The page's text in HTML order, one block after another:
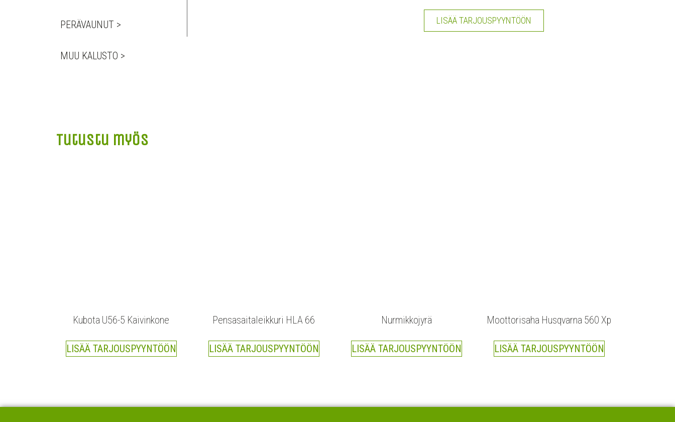
PERÄVAUNUT >
MUU KALUSTO >
LISÄÄ TARJOUSPYYNTÖÖN
Tutustu myös
Kubota U56-5 Kaivinkone
LISÄÄ TARJOUSPYYNTÖÖN
Pensasaitaleikkuri HLA 66
LISÄÄ TARJOUSPYYNTÖÖN
Nurmikkojyrä
LISÄÄ TARJOUSPYYNTÖÖN
Moottorisaha Husqvarna 560 Xp
LISÄÄ TARJOUSPYYNTÖÖN